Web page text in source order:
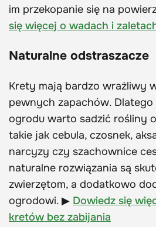
im przekopanie się na
się więcej o wadach i
Naturalne odstraszacze
Krety mają bardzo wrażliwy
pewnych zapachów. Dlatego
ogrodu warto sadzić rośliny
takie jak cebula, czosnek,
narcyzy czy szachownice
naturalne rozwiązania są
zwierzętom, a dodatkowo
ogrodowi. ▶ Dowiedz się
kretów bez zabijania